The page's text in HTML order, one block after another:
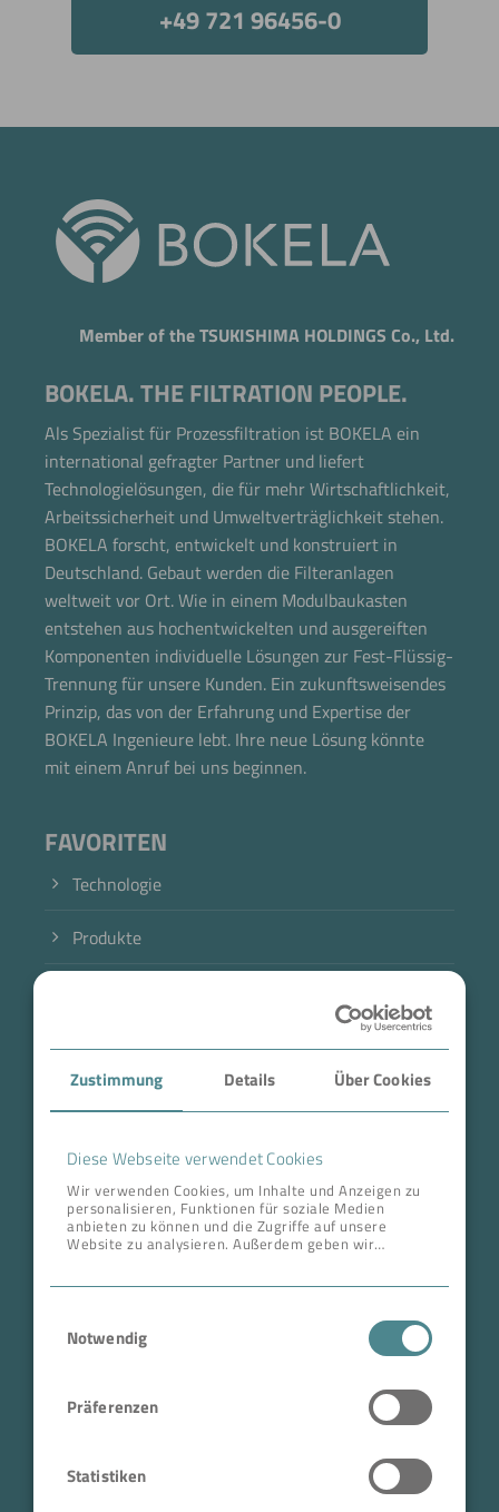
Zustimmung Details Über Cookies
Diese Webseite verwendet Cookies
Wir verwenden Cookies, um Inhalte und Anzeigen zu
personalisieren, Funktionen für soziale Medien
anbieten zu können und die Zugriffe auf unsere
Website zu analysieren. Außerdem geben wir
zusammen, die Sie ihnen bereitgestellt haben oder
die sie im Rahmen Ihrer Nutzung der Dienste
Notwendig
Präferenzen
Statistiken
+49 721 96456-0
Member of the TSUKISHIMA HOLDINGS Co., Ltd.
BOKELA. THE FILTRATION PEOPLE.
Als Spezialist für Prozessfiltration ist BOKELA ein
international gefragter Partner und liefert
Technologielösungen, die für mehr Wirtschaftlichkeit,
Arbeitssicherheit und Umweltverträglichkeit stehen.
BOKELA forscht, entwickelt und konstruiert in
Deutschland. Gebaut werden die Filteranlagen
weltweit vor Ort. Wie in einem Modulbaukasten
entstehen aus hochentwickelten und ausgereiften
Komponenten individuelle Lösungen zur Fest-Flüssig-
Trennung für unsere Kunden. Ein zukunftsweisendes
Prinzip, das von der Erfahrung und Expertise der
BOKELA Ingenieure lebt. Ihre neue Lösung könnte
mit einem Anruf bei uns beginnen.
FAVORITEN
Technologie
Produkte
Case Studies
Über BOKELA
Karriere
ANSCHRIFT ZENTRALE
Tullastr. 64 | 76131 Karlsruhe
Telefon +49 721 96456-0
Geschäftsführer: